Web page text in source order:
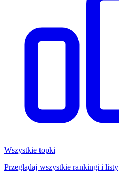
Wszystkie topki
Przeglądaj wszystkie rankingi i listy